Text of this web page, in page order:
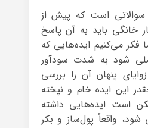
سوالاتی است که پیش از
خانگی باید به آن پاسخ
فکر می‌کنیم ایده‌هایی که
شود به شدت سودآور
پنهان آن را بررسی
این ایده خام و نپخته
است ایده‌هایی داشته
شود، واقعاً پول‌ساز و بکر